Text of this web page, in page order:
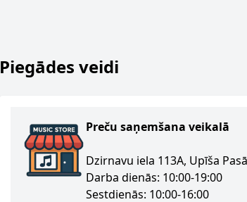
Piegādes veidi
Preču saņemšana veikalā
Dzirnavu iela 113A, Upīša
Darba dienās: 10:00-19:00
Sestdienās: 10:00-16:00